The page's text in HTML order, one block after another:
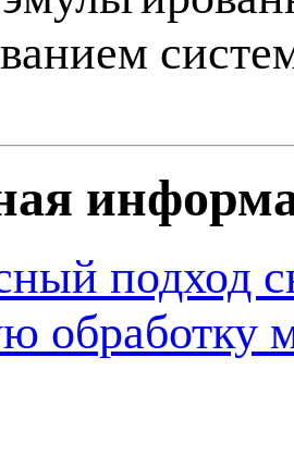
подход
обработку